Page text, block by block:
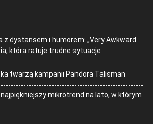
z dystansem i humorem: „Very Awkward
która ratuje trudne sytuacje
twarzą kampanii Pandora Talisman
najpiękniejszy mikrotrend na lato, w którym